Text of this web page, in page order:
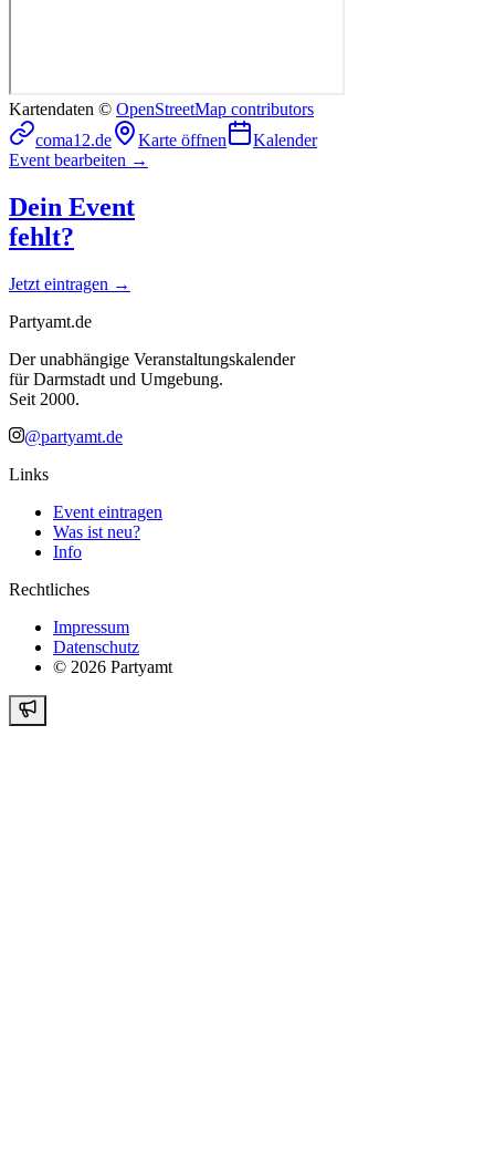
Kartendaten © OpenStreetMap contributors
coma12.de
Karte öffnen
Kalender
Event bearbeiten →
Dein Event
fehlt?
Jetzt eintragen →
Partyamt.de
Der unabhängige Veranstaltungskalender
für Darmstadt und Umgebung.
Seit 2000.
@partyamt.de
Links
Event eintragen
Was ist neu?
Info
Rechtliches
Impressum
Datenschutz
© 2026 Partyamt